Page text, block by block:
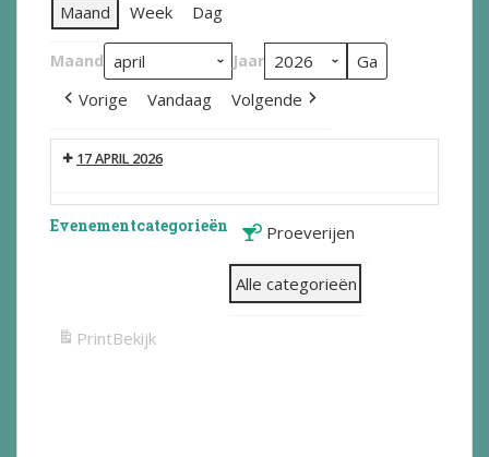
Maand Week Dag
Maand Jaar
Vorige Vandaag Volgende
17 APRIL 2026
Evenementcategorieën Proeverijen
Alle categorieën
PrintBekijk